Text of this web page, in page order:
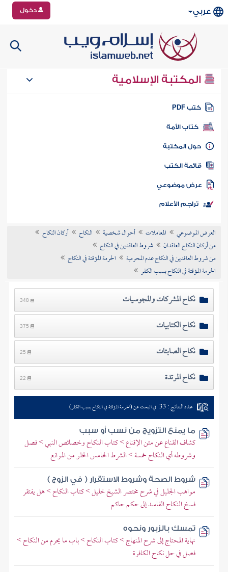
عربي دخول
المكتبة الإسلامية
كتب PDF
كتاب الأمة
المكتبة
الكتب
موضوعي
تراجم الأعلام
العرض الموضوعي المعاملات أحوال شخصية النكاح
أركان النكاح
من أركان النكاح العاقدان
شروط العاقدين في النكاح
من شروط العاقدين في النكاح عدم المحرمية
الحرمة المؤقتة في النكاح
الحرمة المؤقتة في النكاح بسبب الكفر
نكاح المشركات والمجوسيات 348
نكاح الكتابيات 375
نكاح الصابئات 25
نكاح المرتدة 22
عدد النتائج : 33 في البحث عن (الحرمة المؤقتة في النكاح بسبب الكفر)
ما يمنع التزويج من نسب أو سبب
كشاف القناع عن متن الإقناع > كتاب النكاح وخصائص النبي > فصل
وشروطه أي النكاح خمسة > الشرط الخامس الخلو من الموانع
شروط الصحة وشروط الاستقرار ( في الزوج )
مواهب الجليل في شرح مختصر الشيخ خليل > كتاب النكاح > هل يفتقر
فسخ النكاح الفاسد إلى حكم حاكم
تمسك بالزبور ونحوه
نهاية المحتاج إلى شرح المنهاج > كتاب النكاح > باب ما يحرم من النكاح >
فصل في حل نكاح الكافرة